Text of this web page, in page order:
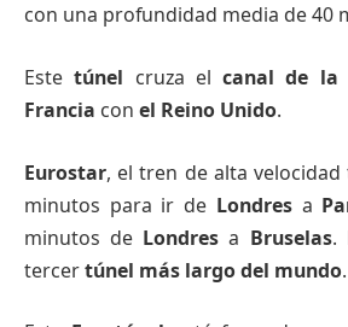
con una profundidad media de 40
Estetúnel cruza el canal de la
Francia con el Reino Unido.
Eurostar, el tren de alta
minutos para ir de Londresa
minutos de Londres a Bruselas.
tercertúnel más largo del mundo.